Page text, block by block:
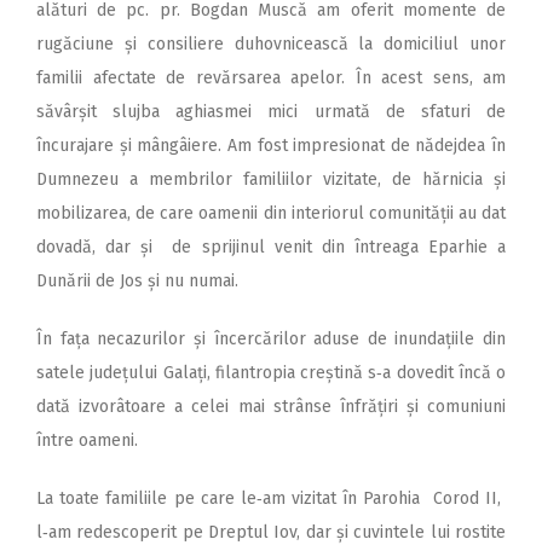
alături de pc. pr. Bogdan Muscă am oferit momente de
rugăciune și consiliere duhovnicească la domiciliul unor
familii afectate de revărsarea apelor. În acest sens, am
săvârșit slujba aghiasmei mici urmată de sfaturi de
încurajare și mângâiere. Am fost impresionat de nădejdea în
Dumnezeu a membrilor familiilor vizitate, de hărnicia și
mobilizarea, de care oamenii din interiorul comunității au dat
dovadă, dar și de sprijinul venit din întreaga Eparhie a
Dunării de Jos și nu numai.
În fața necazurilor și încercărilor aduse de inundațiile din
satele județului Galați, filantropia creștină s‑a dovedit încă o
dată izvorâtoare a celei mai strânse înfrățiri și comuniuni
între oameni.
La toate familiile pe care le‑am vizitat în Parohia Corod II,
l‑am redescoperit pe Dreptul Iov, dar și cuvintele lui rostite